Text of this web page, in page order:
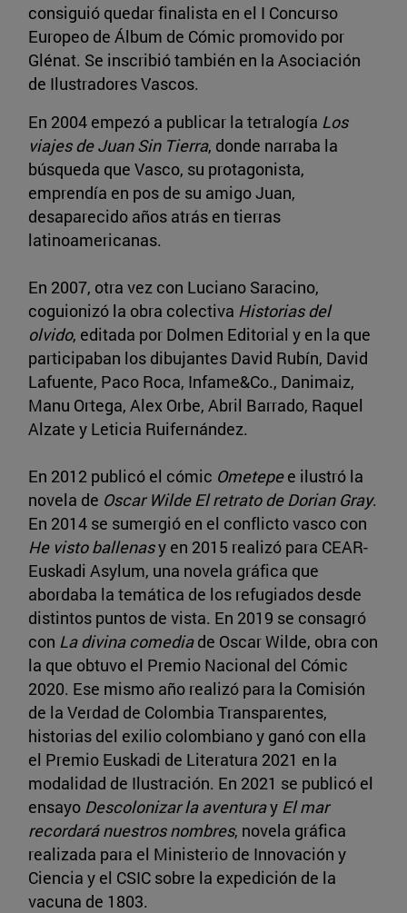
consiguió quedar finalista en el I Concurso
Europeo de Álbum de Cómic promovido por
Glénat. Se inscribió también en la Asociación
de Ilustradores Vascos.
En 2004 empezó a publicar la tetralogía Los
viajes de Juan Sin Tierra, donde narraba la
búsqueda que Vasco, su protagonista,
emprendía en pos de su amigo Juan,
desaparecido años atrás en tierras
latinoamericanas.
En 2007, otra vez con Luciano Saracino,
coguionizó la obra colectiva Historias del
olvido, editada por Dolmen Editorial y en la que
participaban los dibujantes David Rubín, David
Lafuente, Paco Roca, Infame&Co., Danimaiz,
Manu Ortega, Alex Orbe, Abril Barrado, Raquel
Alzate y Leticia Ruifernández.
En 2012 publicó el cómic Ometepee ilustró la
novela de Oscar Wilde El retrato de Dorian Gray.
En 2014 se sumergió en el conflicto vasco con
He visto ballenasy en 2015 realizó para CEAR-
Euskadi Asylum, una novela gráfica que
abordaba la temática de los refugiados desde
distintos puntos de vista. En 2019 se consagró
con La divina comediade Oscar Wilde, obra con
la que obtuvo el Premio Nacional del Cómic
2020. Ese mismo año realizó para la Comisión
de la Verdad de Colombia Transparentes,
historias del exilio colombiano y ganó con ella
el Premio Euskadi de Literatura 2021 en la
modalidad de Ilustración. En 2021 se publicó el
ensayo Descolonizar la aventuray El mar
recordará nuestros nombres, novela gráfica
realizada para el Ministerio de Innovación y
Ciencia y el CSIC sobre la expedición de la
vacuna de 1803.